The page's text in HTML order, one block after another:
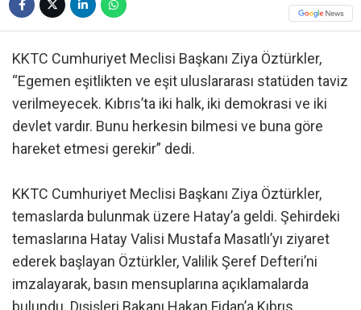
KKTC Cumhuriyet Meclisi Başkanı Ziya Öztürkler,
“Egemen eşitlikten ve eşit uluslararası statüden taviz
verilmeyecek. Kıbrıs’ta iki halk, iki demokrasi ve iki
devlet vardır. Bunu herkesin bilmesi ve buna göre
hareket etmesi gerekir” dedi.
KKTC Cumhuriyet Meclisi Başkanı Ziya Öztürkler,
temaslarda bulunmak üzere Hatay’a geldi. Şehirdeki
temaslarına Hatay Valisi Mustafa Masatlı’yı ziyaret
ederek başlayan Öztürkler, Valilik Şeref Defteri’ni
imzalayarak, basın mensuplarına açıklamalarda
bulundu. Dışişleri Bakanı Hakan Fidan’a Kıbrıs